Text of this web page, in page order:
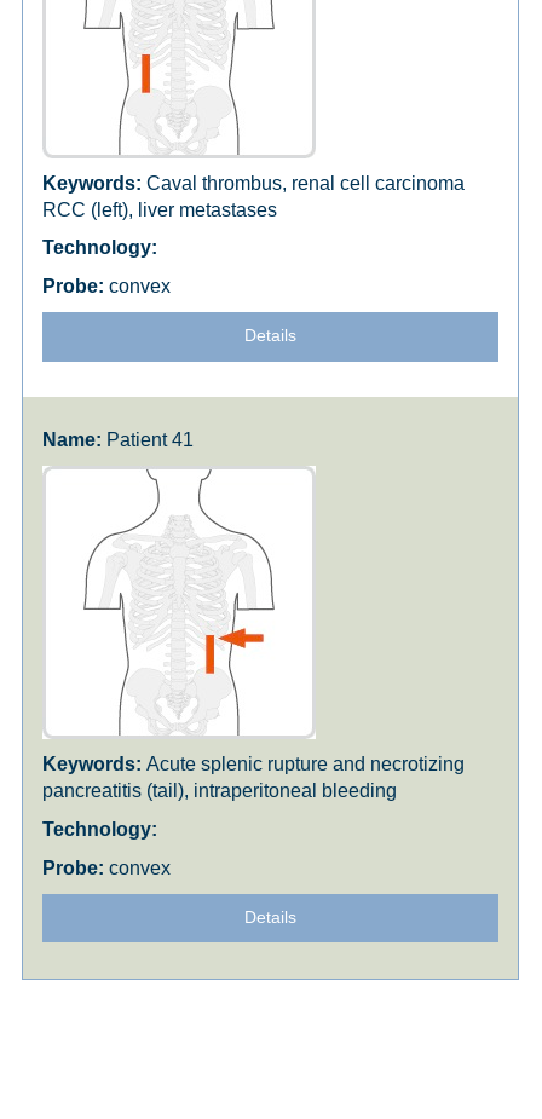
Caval thrombus, renal cell carcinoma
RCC (left), liver metastases
convex
Details
Patient 41
Acute splenic rupture and necrotizing
pancreatitis (tail), intraperitoneal bleeding
convex
Details